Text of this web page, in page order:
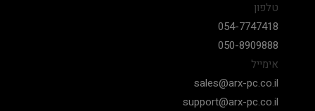
טלפון
054-7747418
050-8909888
אימייל
sales@arx-pc.co.il
support@arx-pc.co.il